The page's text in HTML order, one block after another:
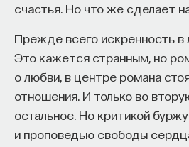
счастья. Но что же сделает
Прежде всего искренность в
Это кажется странным, но
о любви, в центре романа
отношения. И только во
остальное. Но критикой
и проповедью свободы
У университета
«Мы выделили четыре
Первая — развитие и
дисциплинарного знания, где
само знание, а не человек и
Вторая — формирование